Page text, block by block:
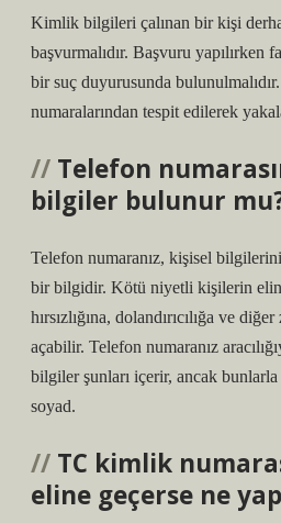
Kimlik bilgileri çalınan bir kişi
başvurmalıdır. Başvuru yapılırken
bir suç duyurusunda
numaralarından tespit edilerek
Telefon
bilgiler bulunur
Telefon numaranız, kişisel
bir bilgidir. Kötü niyetli kişilerin
hırsızlığına, dolandırıcılığa ve
açabilir. Telefon numaranız
bilgiler şunları içerir, ancak bunlarla
soyad.
TC kimlik
eline geçerse ne